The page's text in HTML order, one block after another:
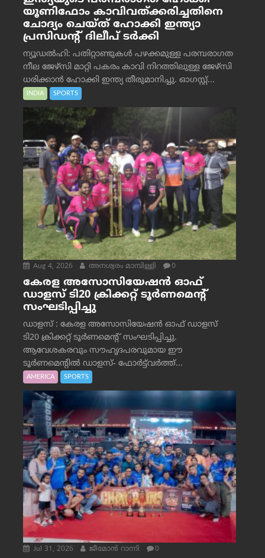
യൂണിഫോം കാവിവത്ക്കരിച്ചതിനെ
ചോദ്യം ചെയ്ത് ഹോക്കി ഇന്ത്യാ
പ്രസിഡന്റ് ദിലീപ് ടര്‍ക്കി
ന്യൂഡൽഹി: പതിറ്റാണ്ടുകൾ പഴക്കമുള്ള പരമ്പരാഗത
നീല ജേഴ്‌സി മാറ്റി പകരം കാവി നിറത്തിലുള്ള ജേഴ്‌സി
ധരിക്കാൻ ഹോക്കി ഇന്ത്യ തീരുമാനിച്ചു. ഓഗസ്റ്റ്...
INDIA SPORTS
Aug 4, 2026 അനശ്വരം മാമ്പിള്ളി 0
കേരള അസോസിയേഷൻ ഓഫ്
ഡാളസ് ടി20 ക്രിക്കറ്റ് ടൂർണമെന്റ്
സംഘടിപ്പിച്ചു
ഡാളസ് : കേരള അസോസിയേഷൻ ഓഫ് ഡാളസ്
ടി20 ക്രിക്കറ്റ് ടൂർണമെന്റ് സംഘടിപ്പിച്ചു.
ആവേശകരവും സൗഹൃദപരവുമായ ഈ
ടൂർണമെന്റിൽ ഡാളസ്- ഫോർട്ട്‌വര്‍ത്ത്...
AMERICA SPORTS
Jul 31, 2026 ജീമോന്‍ റാന്നി 0